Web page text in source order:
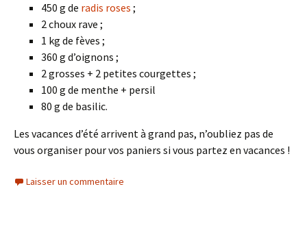
450 g de radis roses ;
2 choux rave ;
1 kg de fèves ;
360 g d’oignons ;
2 grosses + 2 petites courgettes ;
100 g de menthe + persil
80 g de basilic.
Les vacances d’été arrivent à grand pas, n’oubliez pas de
vous organiser pour vos paniers si vous partez en vacances !
Laisser un commentaire